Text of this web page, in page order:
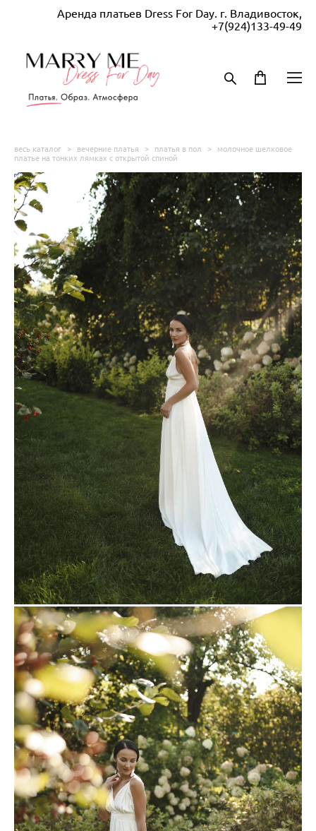
Аренда платьев Dress For Day. г. Владивосток,
+7(924)133-49-49
весь каталог > вечерние платья > платья в пол >
молочное шелковое
платье на тонких лямках с открытой спиной